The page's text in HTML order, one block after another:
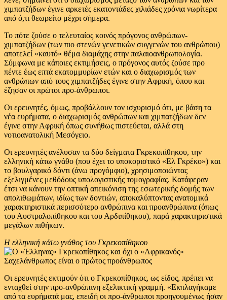
χιμπατζήδων έγινε αρκετές εκατοντάδες χιλιάδες χρόνια νωρίτερα
από ό,τι θεωρείτο μέχρι σήμερα.
Το πότε ζούσε ο τελευταίος κοινός πρόγονος ανθρώπων-
χιμπατζήδων (των πιο στενών γενετικών συγγενών του ανθρώπου)
αποτελεί «καυτό» θέμα διαμάχης στην παλαιοανθρωπολογία.
Σύμφωνα με κάποιες εκτιμήσεις, ο πρόγονος αυτός ζούσε προ
πέντε έως επτά εκατομμυρίων ετών και ο διαχωρισμός των
ανθρώπων από τους χιμπατζήδες έγινε στην Αφρική, όπου και
έζησαν οι πρώτοι προ-άνθρωποι.
Οι ερευνητές, όμως, προβάλλουν τον ισχυρισμό ότι, με βάση τα
νέα ευρήματα, ο διαχωρισμός ανθρώπων και χιμπατζήδων δεν
έγινε στην Αφρική όπως συνήθως πιστεύεται, αλλά στη
νοτιοανατολική Μεσόγειο.
Οι ερευνητές ανέλυσαν τα δύο δείγματα Γκρεκοπίθηκου, την
ελληνική κάτω γνάθο (που έχει το υποκοριστικό «Ελ Γκρέκο») και
το βουλγαρικό δόντι (άνω προγόμφιο), χρησιμοποιώντας
εξελιγμένες μεθόδους υπολογιστικής τομογραφίας. Κατάφεραν
έτσι να κάνουν την οπτική απεικόνιση της εσωτερικής δομής των
απολιθωμάτων, ιδίως των δοντιών, αποκαλύπτοντας ανατομικά
χαρακτηριστικά περισσότερο ανθρώπινα και προανθρώπινα (όπως
του Αυστραλοπίθηκου και του Αρδιπίθηκου), παρά χαρακτηριστικά
μεγάλων πιθήκων.
Η ελληνική κάτω γνάθος του Γκρεκοπίθηκου
Οι ερευνητές εκτιμούν ότι ο Γκρεκοπίθηκος, ως είδος, πρέπει να
ενταχθεί στην προ-ανθρώπινη εξελικτική γραμμή. «Εκπλαγήκαμε
από τα ευρήματά μας, επειδή οι προ-άνθρωποι προηγουμένως ήσαν